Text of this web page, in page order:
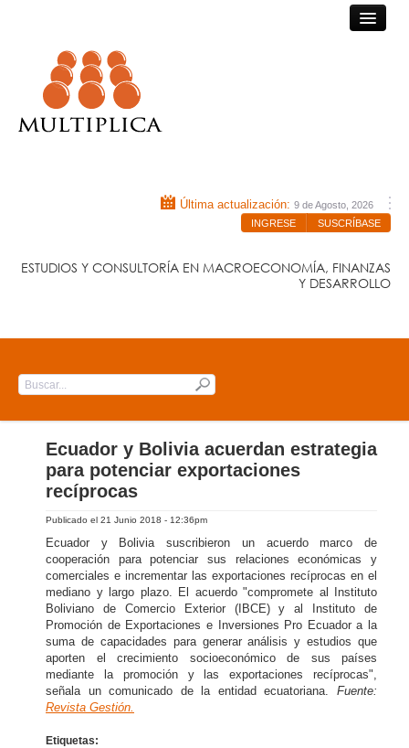
Última actualización: 9 de Agosto, 2026
INGRESE
SUSCRÍBASE
ESTUDIOS Y CONSULTORÍA EN MACROECONOMÍA, FINANZAS
Y DESARROLLO
QUIÉNES SOMOS
NUESTRA EXPERIENCIA
Submit
Ecuador y Bolivia acuerdan estrategia
para potenciar exportaciones
recíprocas
Publicado el 21 Junio 2018 - 12:36pm
Ecuador y Bolivia suscribieron un acuerdo marco de
cooperación para potenciar sus relaciones económicas y
comerciales e incrementar las exportaciones recíprocas en el
mediano y largo plazo. El acuerdo "compromete al Instituto
Boliviano de Comercio Exterior (IBCE) y al Instituto de
Promoción de Exportaciones e Inversiones Pro Ecuador a la
suma de capacidades para generar análisis y estudios que
aporten el crecimiento socioeconómico de sus países
mediante la promoción y las exportaciones recíprocas",
señala un comunicado de la entidad ecuatoriana. Fuente:
Revista Gestión.
Etiquetas: